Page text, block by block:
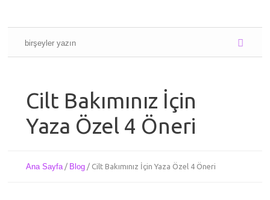
Cilt Bakımınız İçin
Yaza Özel 4 Öneri
Ana Sayfa / Blog / Cilt Bakımınız İçin Yaza Özel 4 Öneri